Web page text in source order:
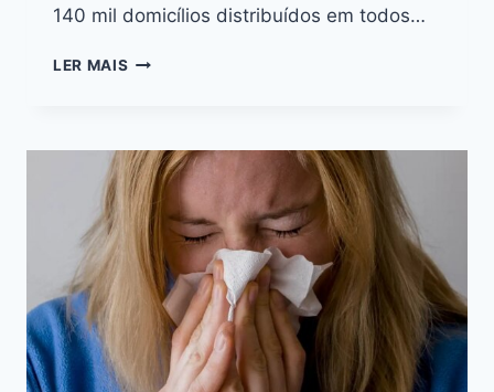
140 mil domicílios distribuídos em todos…
LER MAIS